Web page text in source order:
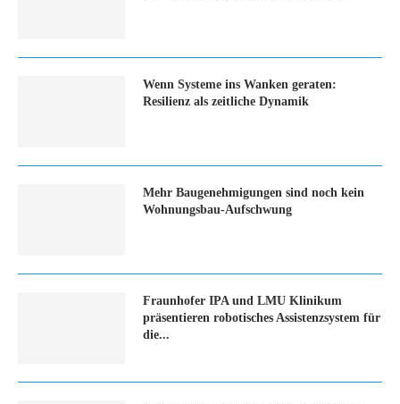
Wenn Systeme ins Wanken geraten:
Resilienz als zeitliche Dynamik
Mehr Baugenehmigungen sind noch kein
Wohnungsbau-Aufschwung
Fraunhofer IPA und LMU Klinikum
präsentieren robotisches Assistenzsystem für
die...